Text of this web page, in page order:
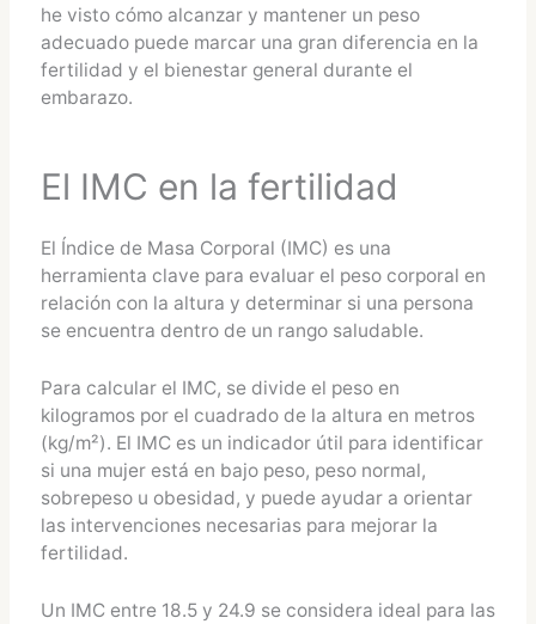
he visto cómo alcanzar y mantener un peso
adecuado puede marcar una gran diferencia en la
fertilidad y el bienestar general durante el
embarazo.
El IMC en la fertilidad
El Índice de Masa Corporal (IMC) es una
herramienta clave para evaluar el peso corporal en
relación con la altura y determinar si una persona
se encuentra dentro de un rango saludable.
Para calcular el IMC, se divide el peso en
kilogramos por el cuadrado de la altura en metros
(kg/m²). El IMC es un indicador útil para identificar
si una mujer está en bajo peso, peso normal,
sobrepeso u obesidad, y puede ayudar a orientar
las intervenciones necesarias para mejorar la
fertilidad.
Un IMC entre 18.5 y 24.9 se considera ideal para las